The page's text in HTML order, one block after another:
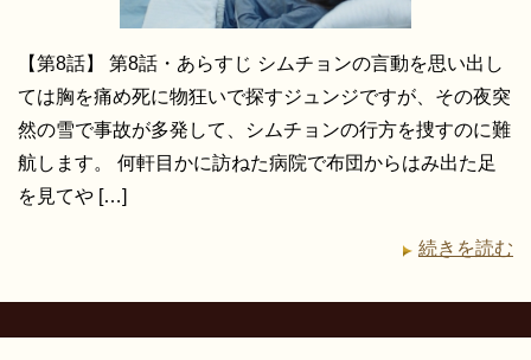
【第8話】 第8話・あらすじ シムチョンの言動を思い出し
ては胸を痛め死に物狂いで探すジュンジですが、その夜突
然の雪で事故が多発して、シムチョンの行方を捜すのに難
航します。 何軒目かに訪ねた病院で布団からはみ出た足
を見てや […]
続きを読む